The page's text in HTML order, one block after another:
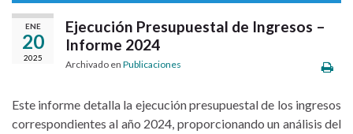
ENE
20
2025
Ejecución Presupuestal de Ingresos –
Informe 2024
Archivado en Publicaciones
Este informe detalla la ejecución presupuestal de los ingresos
correspondientes al año 2024, proporcionando un análisis del